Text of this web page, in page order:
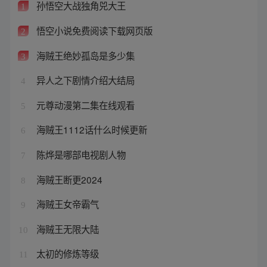
1 孙悟空大战独角兕大王
2 悟空小说免费阅读下载网页版
3 海贼王绝妙孤岛是多少集
4 异人之下剧情介绍大结局
5 元尊动漫第二集在线观看
6 海贼王1112话什么时候更新
7 陈烨是哪部电视剧人物
8 海贼王断更2024
9 海贼王女帝霸气
10 海贼王无限大陆
太初的修炼等级